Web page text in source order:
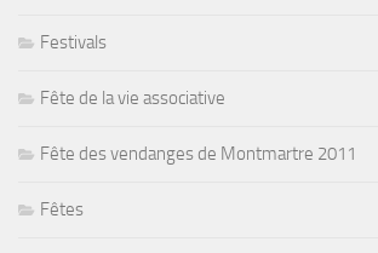
Festivals
Fête de la vie associative
Fête des vendanges de Montmartre 2011
Fêtes